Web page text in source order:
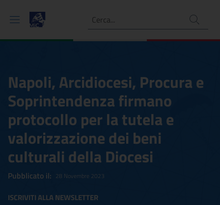
Ricerca
Napoli, Arcidiocesi, Procura e
Soprintendenza firmano
protocollo per la tutela e
valorizzazione dei beni
culturali della Diocesi
Pubblicato il: 28 Novembre 2023
ISCRIVITI ALLA NEWSLETTER